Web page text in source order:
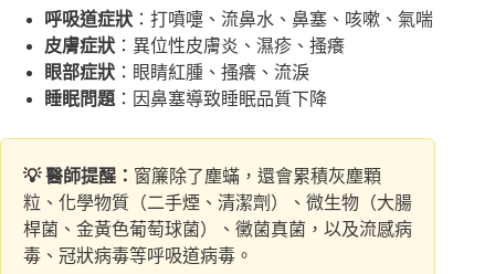
呼吸道症狀 ：打噴嚏、流鼻水、鼻塞、咳嗽、氣喘
皮膚症狀 ：異位性皮膚炎、濕疹、搔癢
眼部症狀 ：眼睛紅腫、搔癢、流淚
睡眠問題 ：因鼻塞導致睡眠品質下降
💡 醫師提醒： 窗簾除了塵蟎，還會累積灰塵顆
粒、化學物質（二手煙、清潔劑）、微生物（大腸
桿菌、金黃色葡萄球菌）、黴菌真菌，以及流感病
毒、冠狀病毒等呼吸道病毒。